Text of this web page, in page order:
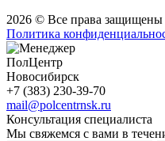
2026 © Все права защищены
Политика
ПолЦентр
Новосибирск
+7 (383) 230-39-70
mail@polcentrnsk.ru
Консультация специалиста
Мы свяжемся с вами в